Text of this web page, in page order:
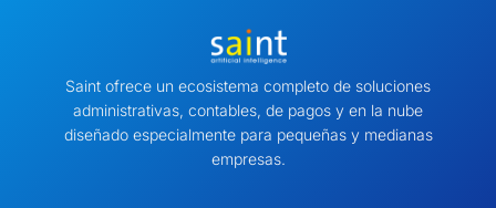
Saint ofrece un ecosistema completo de soluciones
administrativas, contables, de pagos y en la nube
diseñado especialmente para pequeñas y medianas
empresas.